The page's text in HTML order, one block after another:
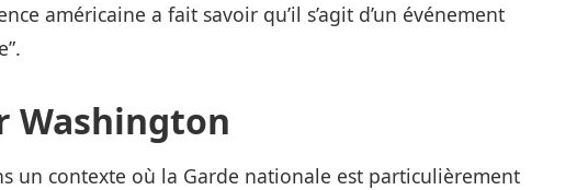
américaine a fait savoir qu’il s’agit d’un événement
Washington
un contexte où la Garde nationale est particulièrement